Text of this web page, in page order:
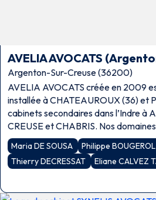
AVELIA AVOCATS
Argenton-Sur-Creuse (36200)
AVELIA AVOCATS créée en 2009
installée à CHATEAUROUX (36) et
cabinets secondaires dans l’Indre à
CREUSE et CHABRIS. Nos
droit des particuliers, le droit
Maria DE SOUSA
Philippe BOUGEROL
Thierry DECRESSAT
Eliane CALVEZ